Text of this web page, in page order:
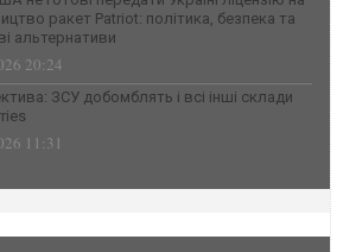
ракет Patriot: політика, безпека та
альтернативи
20:24
ЗСУ добомблять і всі інші склади
11:31